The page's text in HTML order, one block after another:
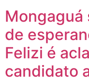
Mongaguá
de
Felizi é
candidato